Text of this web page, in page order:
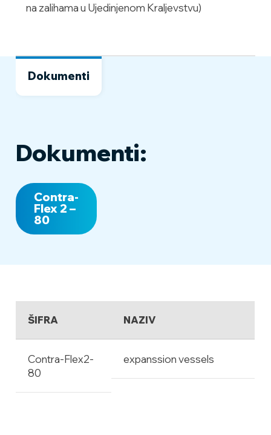
na zalihama u Ujedinjenom Kraljevstvu)
Dokumenti
Dokumenti:
Contra-
Flex 2 –
80
ŠIFRA NAZIV
Contra-Flex2-
80
expanssion vessels